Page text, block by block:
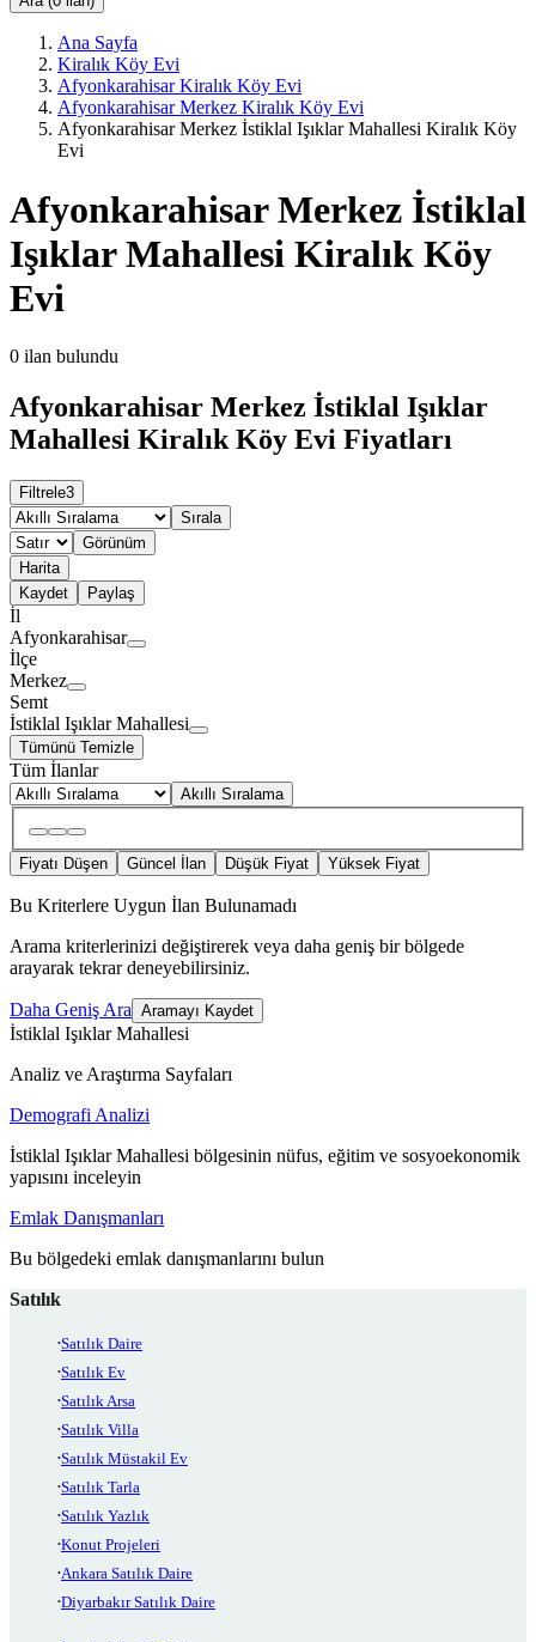
Ana Sayfa
Kiralık Köy Evi
Afyonkarahisar Kiralık Köy Evi
Afyonkarahisar Merkez Kiralık Köy Evi
Afyonkarahisar Merkez İstiklal Işıklar Mahallesi Kiralık Köy
Evi
Afyonkarahisar Merkez İstiklal
Işıklar Mahallesi Kiralık Köy
Evi
0 ilan bulundu
Afyonkarahisar Merkez İstiklal Işıklar
Mahallesi Kiralık Köy Evi Fiyatları
Filtrele3
Sırala
Görünüm
Harita
Kaydet
Paylaş
İl
Afyonkarahisar
İlçe
Merkez
Semt
İstiklal Işıklar Mahallesi
Tümünü Temizle
Tüm İlanlar
Akıllı Sıralama
Fiyatı Düşen Güncel İlan Düşük Fiyat Yüksek Fiyat
Bu Kriterlere Uygun İlan Bulunamadı
Arama kriterlerinizi değiştirerek veya daha geniş bir bölgede
arayarak tekrar deneyebilirsiniz.
Daha Geniş Ara Aramayı Kaydet
İstiklal Işıklar Mahallesi
Analiz ve Araştırma Sayfaları
Demografi Analizi
İstiklal Işıklar Mahallesi bölgesinin nüfus, eğitim ve sosyoekonomik
yapısını inceleyin
Emlak Danışmanları
Bu bölgedeki emlak danışmanlarını bulun
Satılık
Satılık Daire
Satılık Ev
Satılık Arsa
Satılık Villa
Satılık Müstakil Ev
Satılık Tarla
Satılık Yazlık
Konut Projeleri
Ankara Satılık Daire
Diyarbakır Satılık Daire